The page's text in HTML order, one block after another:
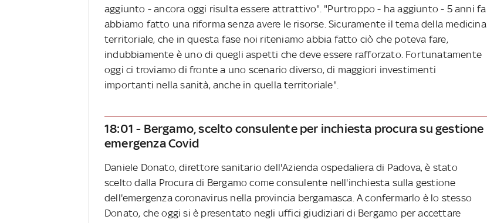
aggiunto - ancora oggi risulta essere attrattivo". "Purtroppo - ha aggiunto - 5 anni fa
abbiamo fatto una riforma senza avere le risorse. Sicuramente il tema della medicina
territoriale, che in questa fase noi riteniamo abbia fatto ciò che poteva fare,
indubbiamente è uno di quegli aspetti che deve essere rafforzato. Fortunatamente
oggi ci troviamo di fronte a uno scenario diverso, di maggiori investimenti
importanti nella sanità, anche in quella territoriale".
18:01 - Bergamo, scelto consulente per inchiesta procura su gestione
emergenza Covid
Daniele Donato, direttore sanitario dell'Azienda ospedaliera di Padova, è stato
scelto dalla Procura di Bergamo come consulente nell'inchiesta sulla gestione
dell'emergenza coronavirus nella provincia bergamasca. A confermarlo è lo stesso
Donato, che oggi si è presentato negli uffici giudiziari di Bergamo per accettare